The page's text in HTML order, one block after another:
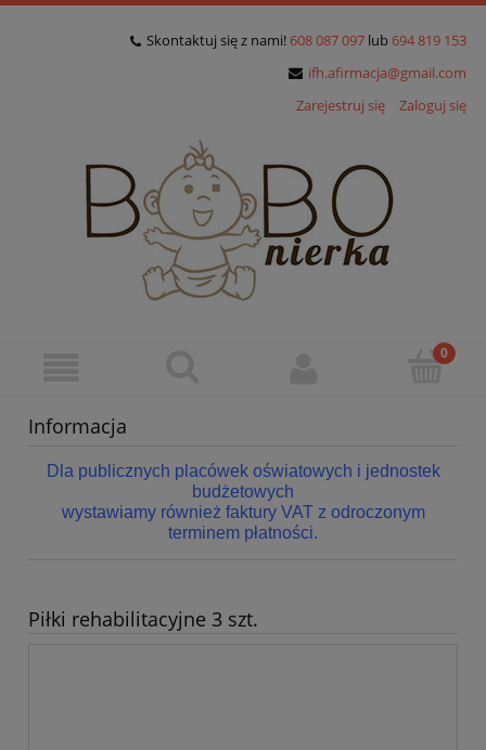
Skontaktuj się z nami! 608 087 097 lub 694 819 153
ifh.afirmacja@gmail.com
Zarejestruj się
Zaloguj się
Informacja
Dla publicznych placówek oświatowych i jednostek
budżetowych
wystawiamy również faktury VAT z odroczonym
terminem płatności.
Piłki rehabilitacyjne 3 szt.